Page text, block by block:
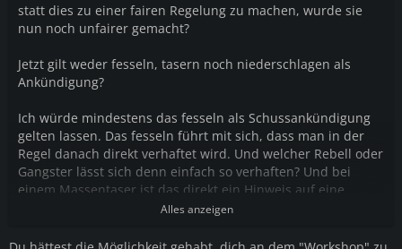
statt dies zu einer fairen Regelung zu machen, wurde sie
nun noch unfairer gemacht?
Jetzt gilt weder fesseln, tasern noch niederschlagen als
Ankündigung?
Ich würde mindestens das fesseln als Schussankündigung
gelten lassen. Das fesseln führt mit sich, dass man in der
Regel danach direkt verhaftet wird. Und welcher Rebell oder
Gangster lässt sich denn einfach so verhaften? Und bei
einem Massentaser ist das direkt ein Hinweis auf eine
Alles anzeigen